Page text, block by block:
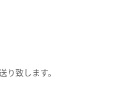
致します。